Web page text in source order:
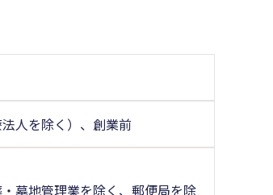
人を除く）、創業前
墓地管理業を除く、郵便局を除